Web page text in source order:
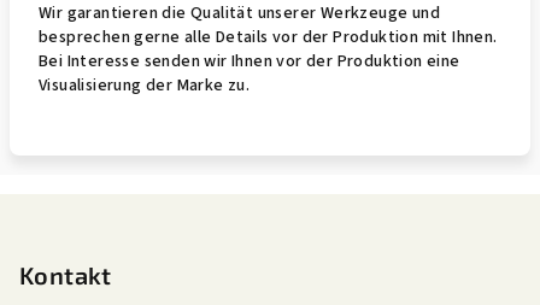
Wir garantieren die Qualität unserer Werkzeuge und
besprechen gerne alle Details vor der Produktion mit Ihnen.
Bei Interesse senden wir Ihnen vor der Produktion eine
Visualisierung der Marke zu.
Kontakt